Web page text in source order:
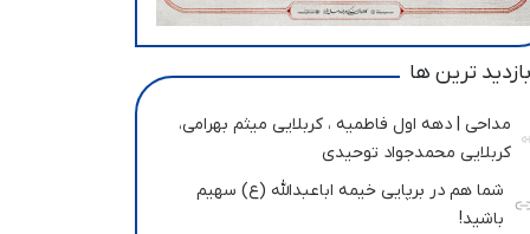
ترین ها
مداحی | دهه اول فاطمیه ، کربلایی میثم بهرامی،
کربلایی محمدجواد توحیدی
شما هم در برپایی خیمه اباعبدالله (ع) سهیم
باشید!